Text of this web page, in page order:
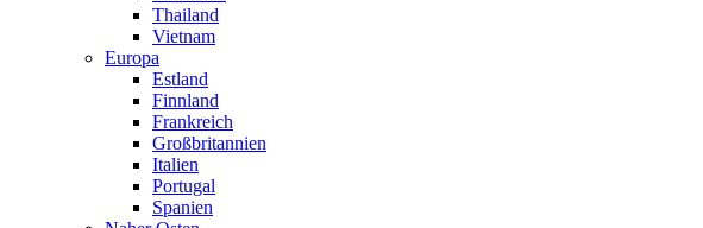
Thailand
Vietnam
Europa
Estland
Finnland
Frankreich
Großbritannien
Italien
Portugal
Spanien